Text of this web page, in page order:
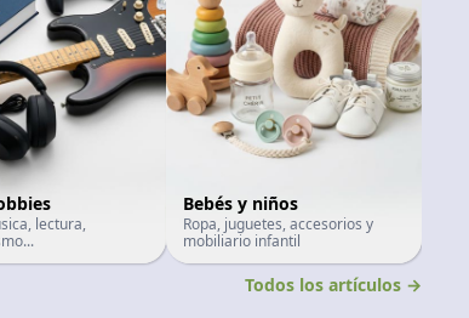
lectura,
Bebés y niños
Ropa, juguetes, accesorios y
mobiliario infantil
Todos los artículos →